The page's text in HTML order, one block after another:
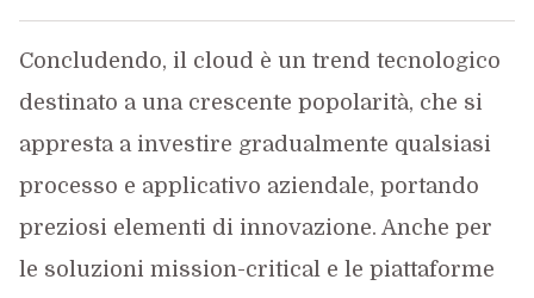
Concludendo, il cloud è un trend tecnologico
destinato a una crescente popolarità, che si
appresta a investire gradualmente qualsiasi
processo e applicativo aziendale, portando
preziosi elementi di innovazione. Anche per
le soluzioni mission-critical e le piattaforme